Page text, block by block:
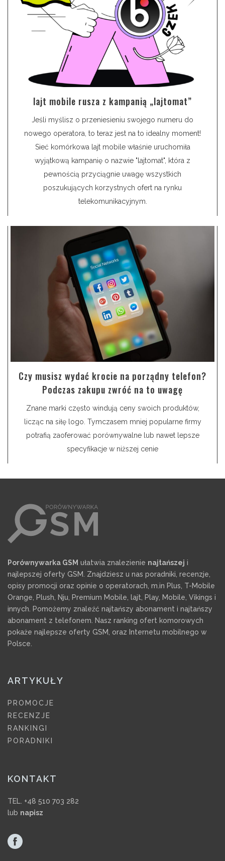
lajt mobile rusza z kampanią „lajtomat”
Jeśli myślisz o przeniesieniu swojego numeru do
nowego operatora, to teraz jest na to idealny moment!
Sieć komórkowa lajt mobile właśnie uruchomiła
wyjątkową kampanię o nazwie "lajtomat", która z
pewnością przyciągnie uwagę wszystkich
poszukujących korzystnych ofert na rynku
telekomunikacyjnym.
Czy musisz wydać krocie na porządny telefon?
Podczas zakupu zwróć na to uwagę
Znane marki często windują ceny swoich produktów,
licząc na siłę logo. Tymczasem mniej popularne firmy
potrafią zaoferować porównywalne lub nawet lepsze
specyfikacje w niższej cenie
Porównywarka GSM ułatwia znalezienie najtańszej i
najlepszej oferty GSM. Znajdziesz u nas poradniki, recenzje,
opisy promocji oraz opinie o operatorach, m.in Plus, T-Mobile
Orange, Plush, Nju, Premium Mobile, lajt, Play, Mobile, Vikings i
innych. Pomożemy znaleźć najtańszy abonament i najtańszy
abonament z telefonem. Nasz ranking ofert komorowych
pokaże najlepsze oferty GSM, oraz Internetu mobilnego w
Polsce.
ARTYKUŁY
PROMOCJE
RECENZJE
RANKINGI
PORADNIKI
KONTAKT
TEL. +48 510 703 282
lub napisz